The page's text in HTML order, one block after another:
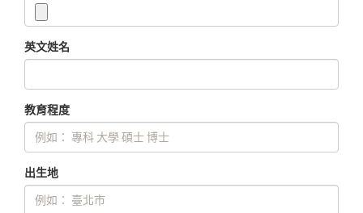
英文姓名
教育程度
出生地